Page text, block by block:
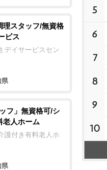
理スタッフ/無資格
ビス
デイサービスセン
フ」無資格可/シ
老人ホーム
護付き有料老人ホ
5
6
7
8
9
10